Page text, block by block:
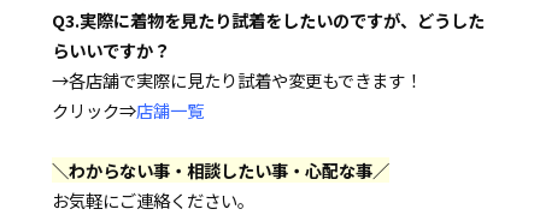
Q3.実際に着物を見たり試着をしたいのですが、どうした
らいいですか？
→各店舗で実際に見たり試着や変更もできます！
クリック⇒店舗一覧
＼わからない事・相談したい事・心配な事／
お気軽にご連絡ください。